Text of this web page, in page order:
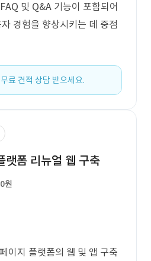
및 Q&A 기능이 포함되어
경험을 향상시키는 데 중점
료 견적 상담 받으세요.
랫폼 리뉴얼 웹 구축
원
이지 플랫폼의 웹 및 앱 구축